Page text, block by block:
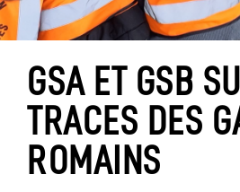
GSA ET GSB
TRACES DES
ROMAINS